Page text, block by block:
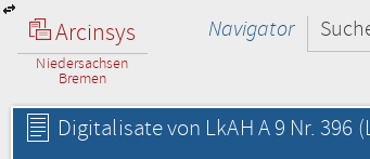
Arcinsys
Niedersachsen
Bremen
Navigator
Digitalisate von LkAH A 9 Nr. 396